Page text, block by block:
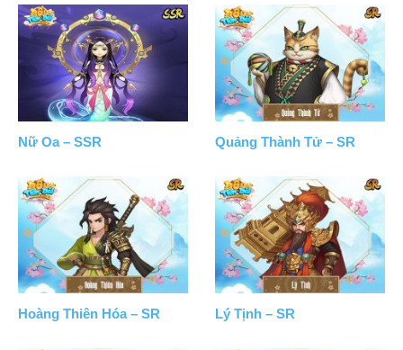
Nữ Oa – SSR Quảng Thành Tử – SR
Hoàng Thiên Hóa – SR Lý Tịnh – SR